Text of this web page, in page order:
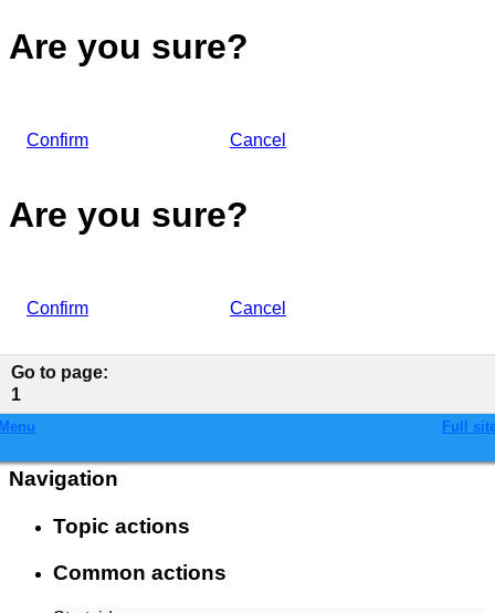
Are you sure?
Confirm Cancel
Are you sure?
Confirm Cancel
Go to page:
1
Full
Navigation
Topic actions
Common actions